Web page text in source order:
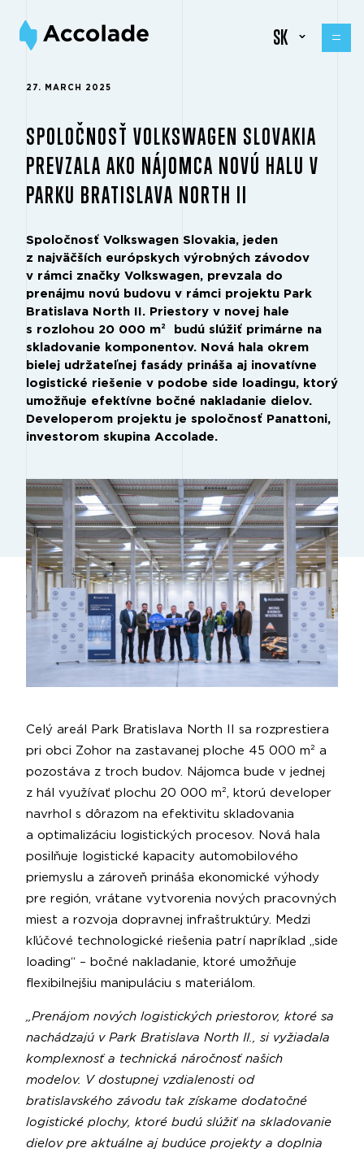
SK
27. MARCH 2025
SPOLOČNOSŤ VOLKSWAGEN SLOVAKIA
PREVZALA AKO NÁJOMCA NOVÚ HALU V
PARKU BRATISLAVA NORTH II
Spoločnosť Volkswagen Slovakia, jeden
z najväčších európskych výrobných závodov
v rámci značky Volkswagen, prevzala do
prenájmu novú budovu v rámci projektu Park
Bratislava North II. Priestory v novej hale
s rozlohou 20 000 m² budú slúžiť primárne na
skladovanie komponentov. Nová hala okrem
bielej udržateľnej fasády prináša aj inovatívne
logistické riešenie v podobe side loadingu, ktorý
umožňuje efektívne bočné nakladanie dielov.
Developerom projektu je spoločnosť Panattoni,
investorom skupina Accolade.
Celý areál Park Bratislava North II sa rozprestiera
pri obci Zohor na zastavanej ploche 45 000 m² a
pozostáva z troch budov. Nájomca bude v jednej
z hál využívať plochu 20 000 m², ktorú developer
navrhol s dôrazom na efektivitu skladovania
a optimalizáciu logistických procesov. Nová hala
posilňuje logistické kapacity automobilového
priemyslu a zároveň prináša ekonomické výhody
pre región, vrátane vytvorenia nových pracovných
miest a rozvoja dopravnej infraštruktúry. Medzi
kľúčové technologické riešenia patrí napríklad „side
loading“ – bočné nakladanie, ktoré umožňuje
flexibilnejšiu manipuláciu s materiálom.
„Prenájom nových logistických priestorov, ktoré sa
nachádzajú v Park Bratislava North II., si vyžiadala
komplexnosť a technická náročnosť našich
modelov. V dostupnej vzdialenosti od
bratislavského závodu tak získame dodatočné
logistické plochy, ktoré budú slúžiť na skladovanie
dielov pre aktuálne aj budúce projekty a doplnia